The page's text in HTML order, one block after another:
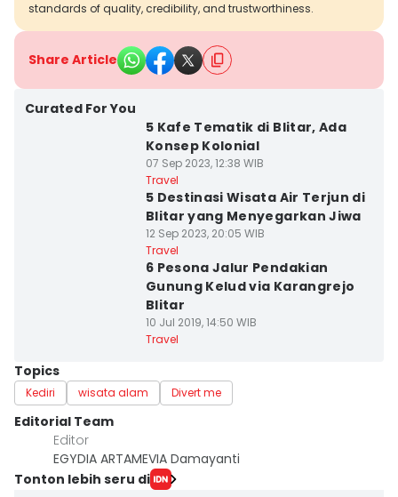
standards of quality, credibility, and trustworthiness.
Share Article
Curated For You
5 Kafe Tematik di Blitar, Ada
Konsep Kolonial
07 Sep 2023, 12:38 WIB
Travel
5 Destinasi Wisata Air Terjun di
Blitar yang Menyegarkan Jiwa
12 Sep 2023, 20:05 WIB
Travel
6 Pesona Jalur Pendakian
Gunung Kelud via Karangrejo
Blitar
10 Jul 2019, 14:50 WIB
Travel
Topics
Kediri wisata alam Divert me
Editorial Team
Editor
EGYDIA ARTAMEVIA Damayanti
Tonton lebih seru di